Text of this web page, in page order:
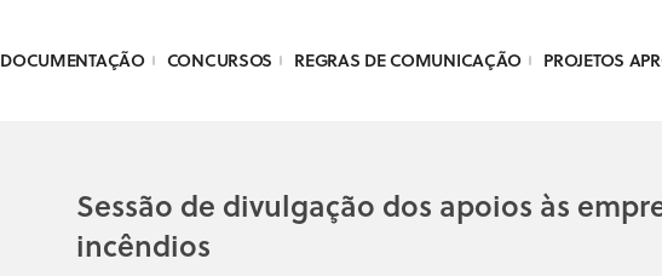
DOCUMENTAÇÃO CONCURSOS REGRAS DE COMUNICAÇÃO PROJETOS
Sessão de divulgação dos apoios às
incêndios